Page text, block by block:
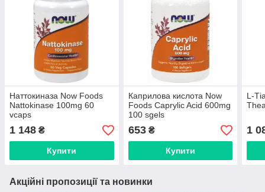
Наттокиназа Now Foods
Nattokinase 100mg 60
vcaps
1 148 ₴
Купити
Каприлова кислота Now
Foods Caprylic Acid 600mg
100 sgels
653₴
Купити
L-
1
Акційні пропозиції та новинки